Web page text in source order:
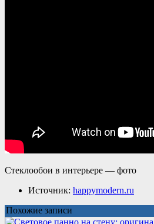
Стеклообои в интерьере — фото
Источник: happymodern.ru
Похожие записи